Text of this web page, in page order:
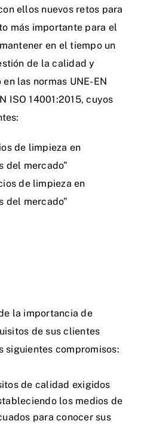
ellos nuevos retos para
más importante para el
en el tiempo un
de la calidad y
las normas UNE-EN
ISO 14001:2015, cuyos
de limpieza en
del mercado”
de limpieza en
del mercado”
la importancia de
de sus clientes
siguientes compromisos:
de calidad exigidos
los medios de
para conocer sus